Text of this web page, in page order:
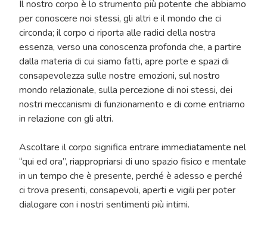
Il nostro corpo è lo strumento più potente che abbiamo
per conoscere noi stessi, gli altri e il mondo che ci
circonda; il corpo ci riporta alle radici della nostra
essenza, verso una conoscenza profonda che, a partire
dalla materia di cui siamo fatti, apre porte e spazi di
consapevolezza sulle nostre emozioni, sul nostro
mondo relazionale, sulla percezione di noi stessi, dei
nostri meccanismi di funzionamento e di come entriamo
in relazione con gli altri.
Ascoltare il corpo significa entrare immediatamente nel
“qui ed ora”, riappropriarsi di uno spazio fisico e mentale
in un tempo che è presente, perché è adesso e perché
ci trova presenti, consapevoli, aperti e vigili per poter
dialogare con i nostri sentimenti più intimi.